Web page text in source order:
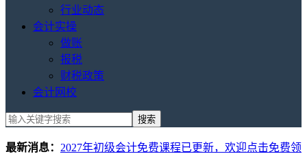
行业动态
会计实操
做账
报税
财税政策
会计网校
最新消息： 2027年初级会计免费课程已更新，欢迎点击免费领